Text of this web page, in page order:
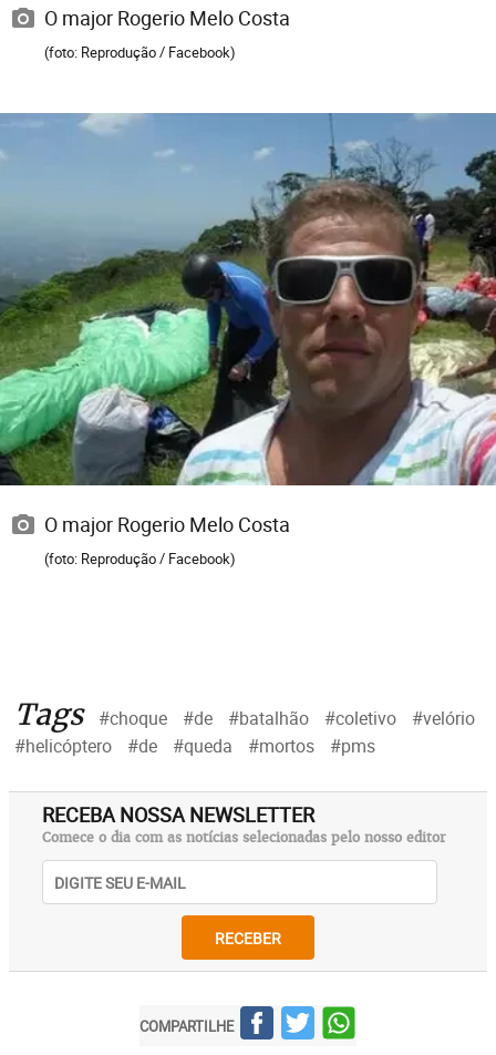
O major Rogerio Melo Costa
(foto: Reprodução / Facebook)
O major Rogerio Melo Costa
(foto: Reprodução / Facebook)
Tags #choque #de #batalhão #coletivo
#velório
#helicóptero
#de #queda #mortos #pms
RECEBA NOSSA NEWSLETTER
Comece o dia com as notícias selecionadas pelo nosso editor
RECEBER
COMPARTILHE